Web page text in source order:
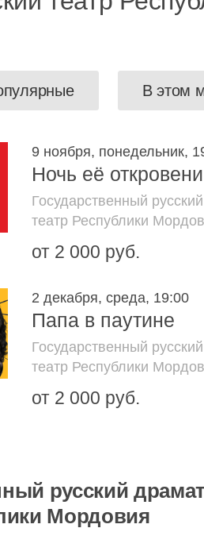
В этом
9 ноября, понедельник,
Ночь её
Государственный
театр Республики
от 2 000 руб.
2 декабря, среда, 19:00
Папа в паутине
Государственный
театр Республики
от 2 000 руб.
русский
Мордовия